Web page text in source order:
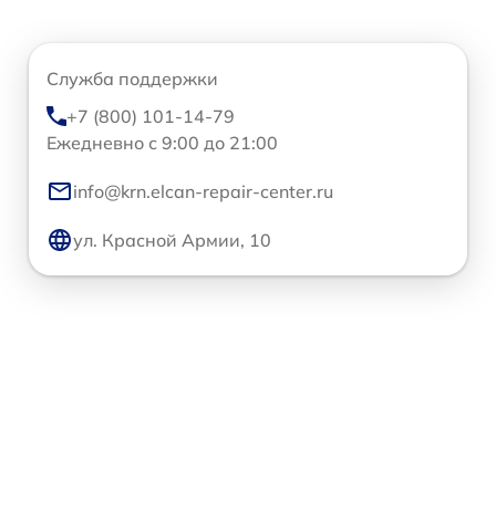
Служба поддержки
+7 (800) 101-14-79
Ежедневно с 9:00 до 21:00
info@krn.elcan-repair-center.ru
ул. Красной Армии, 10